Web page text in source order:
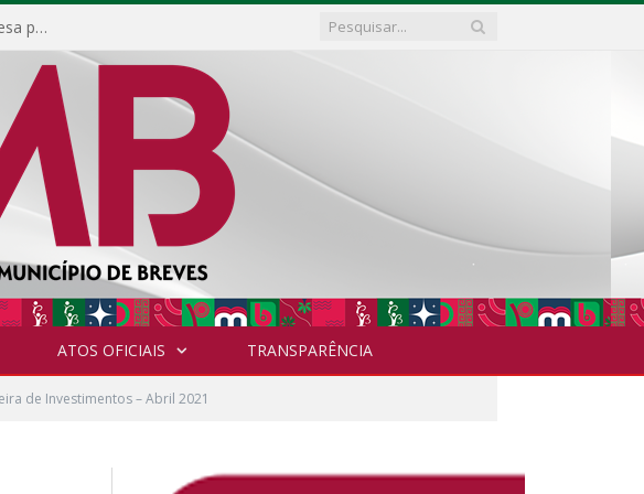
DISPENSA DE LICITAÇÃO Nº 003/2026 ( Contratação de empresa para fornecimento de gêneros alimentícios não perecíveis, materiais de expediente, descartáveis, copa e cozinha, para análise e posterior publicação.)
ATOS OFICIAIS TRANSPARÊNCIA
de Investimentos – Abril 2021